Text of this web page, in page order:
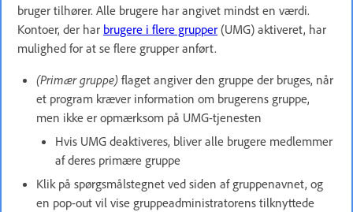
bruger tilhører. Alle brugere har angivet mindst en værdi.
Kontoer, der har brugere i flere grupper (UMG) aktiveret, har
mulighed for at se flere grupper anført.
(Primær gruppe) flaget angiver den gruppe der bruges, når
et program kræver information om brugerens gruppe,
men ikke er opmærksom på UMG-tjenesten
Hvis UMG deaktiveres, bliver alle brugere medlemmer
af deres primære gruppe
Klik på spørgsmålstegnet ved siden af gruppenavnet, og
en pop-out vil vise gruppeadministratorens tilknyttede